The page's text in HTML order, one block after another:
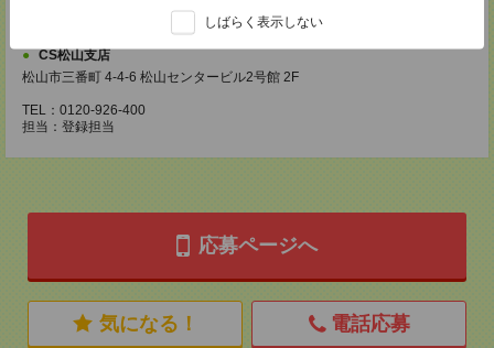
しばらく表示しない
CS松山支店
松山市三番町 4-4-6 松山センタービル2号館 2F
TEL：0120-926-400
担当：登録担当
応募ページへ
気になる！ 電話応募